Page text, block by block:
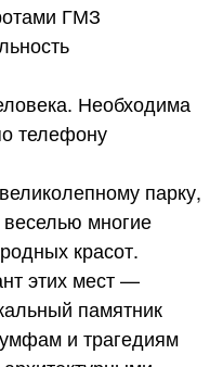
ГМЗ
Необходима
телефону
парку,
многие
красот.
этих мест —
памятник
и трагедиям